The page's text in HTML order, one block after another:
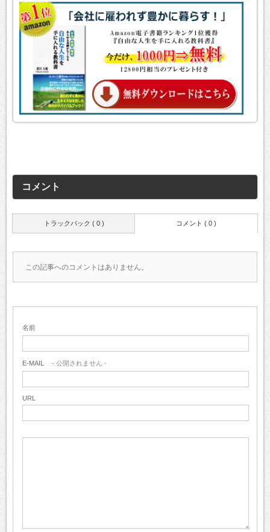
コメント
トラックバック ( 0 ) コメント ( 0 )
この記事へのコメントはありません。
名前
E-MAIL - 公開されません -
URL